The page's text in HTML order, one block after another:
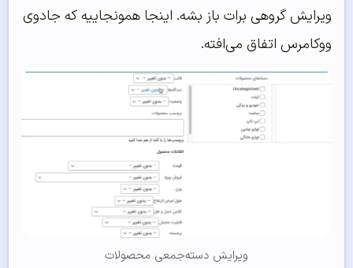
ویرایش گروهی برات باز بشه. اینجا همونجاییه که جادوی
ووکامرس اتفاق می‌افته.
ویرایش دسته‌جمعی محصولات